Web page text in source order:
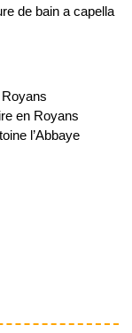
de bain a capella
en Royans
l’Abbaye